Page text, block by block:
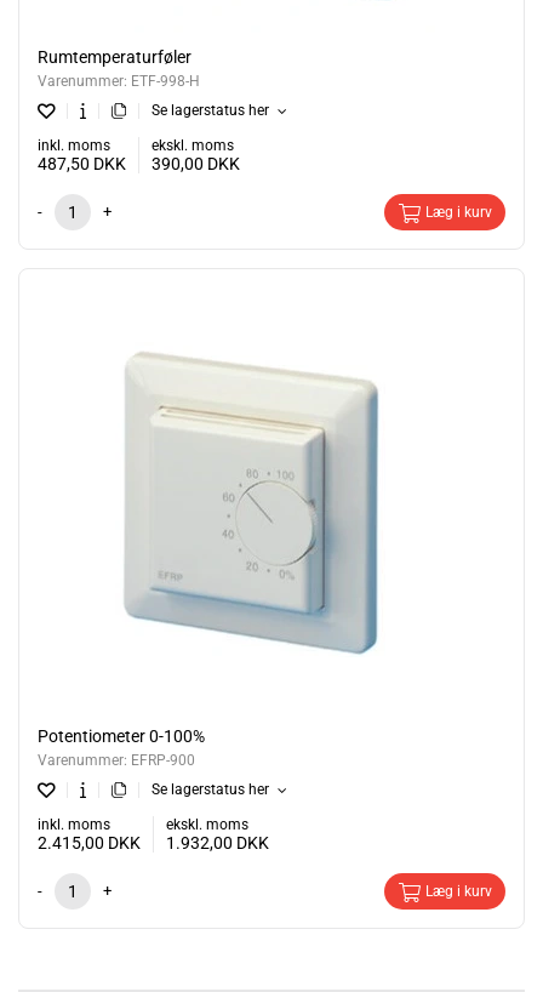
Rumtemperaturføler
Varenummer: ETF-998-H
Se lagerstatus her
inkl. moms
487,50 DKK
ekskl. moms
390,00 DKK
- + Læg i kurv
Potentiometer 0-100%
Varenummer: EFRP-900
Se lagerstatus her
inkl. moms
2.415,00 DKK
ekskl. moms
1.932,00 DKK
- + Læg i kurv